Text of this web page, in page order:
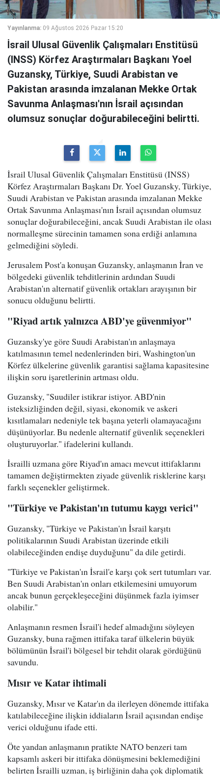
Yayınlanma: 09 Ağustos 2026 Pazar 15:20
İsrail Ulusal Güvenlik Çalışmaları Enstitüsü
(INSS) Körfez Araştırmaları Başkanı Yoel
Guzansky, Türkiye, Suudi Arabistan ve
Pakistan arasında imzalanan Mekke Ortak
Savunma Anlaşması'nın İsrail açısından
olumsuz sonuçlar doğurabileceğini belirtti.
İsrail Ulusal Güvenlik Çalışmaları Enstitüsü (INSS)
Körfez Araştırmaları Başkanı Dr. Yoel Guzansky, Türkiye,
Suudi Arabistan ve Pakistan arasında imzalanan Mekke
Ortak Savunma Anlaşması'nın İsrail açısından olumsuz
sonuçlar doğurabileceğini, ancak Suudi Arabistan ile olası
normalleşme sürecinin tamamen sona erdiği anlamına
gelmediğini söyledi.
Jerusalem Post'a konuşan Guzansky, anlaşmanın İran ve
bölgedeki güvenlik tehditlerinin ardından Suudi
Arabistan'ın alternatif güvenlik ortakları arayışının bir
sonucu olduğunu belirtti.
"Riyad artık yalnızca ABD'ye güvenmiyor"
Guzansky'ye göre Suudi Arabistan'ın anlaşmaya
katılmasının temel nedenlerinden biri, Washington'un
Körfez ülkelerine güvenlik garantisi sağlama kapasitesine
ilişkin soru işaretlerinin artması oldu.
Guzansky, "Suudiler istikrar istiyor. ABD'nin
isteksizliğinden değil, siyasi, ekonomik ve askeri
kısıtlamaları nedeniyle tek başına yeterli olamayacağını
düşünüyorlar. Bu nedenle alternatif güvenlik seçenekleri
oluşturuyorlar." ifadelerini kullandı.
İsrailli uzmana göre Riyad'ın amacı mevcut ittifaklarını
tamamen değiştirmekten ziyade güvenlik risklerine karşı
farklı seçenekler geliştirmek.
"Türkiye ve Pakistan'ın tutumu kaygı verici"
Guzansky, "Türkiye ve Pakistan'ın İsrail karşıtı
politikalarının Suudi Arabistan üzerinde etkili
olabileceğinden endişe duyduğunu" da dile getirdi.
"Türkiye ve Pakistan'ın İsrail'e karşı çok sert tutumları var.
Ben Suudi Arabistan'ın onları etkilemesini umuyorum
ancak bunun gerçekleşeceğini düşünmek fazla iyimser
olabilir."
Anlaşmanın resmen İsrail'i hedef almadığını söyleyen
Guzansky, buna rağmen ittifaka taraf ülkelerin büyük
bölümünün İsrail'i bölgesel bir tehdit olarak gördüğünü
savundu.
Mısır ve Katar ihtimali
Guzansky, Mısır ve Katar'ın da ilerleyen dönemde ittifaka
katılabileceğine ilişkin iddiaların İsrail açısından endişe
verici olduğunu ifade etti.
Öte yandan anlaşmanın pratikte NATO benzeri tam
kapsamlı askeri bir ittifaka dönüşmesini beklemediğini
belirten İsrailli uzman, iş birliğinin daha çok diplomatik